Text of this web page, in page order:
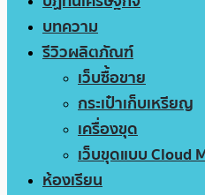
บทความ
รีวิวผลิตภัณฑ์
เว็บซื้อขาย
กระเป๋าเก็บเหรียญ
เครื่องขุด
เว็บขุดแบบ Cloud
ห้องเรียน